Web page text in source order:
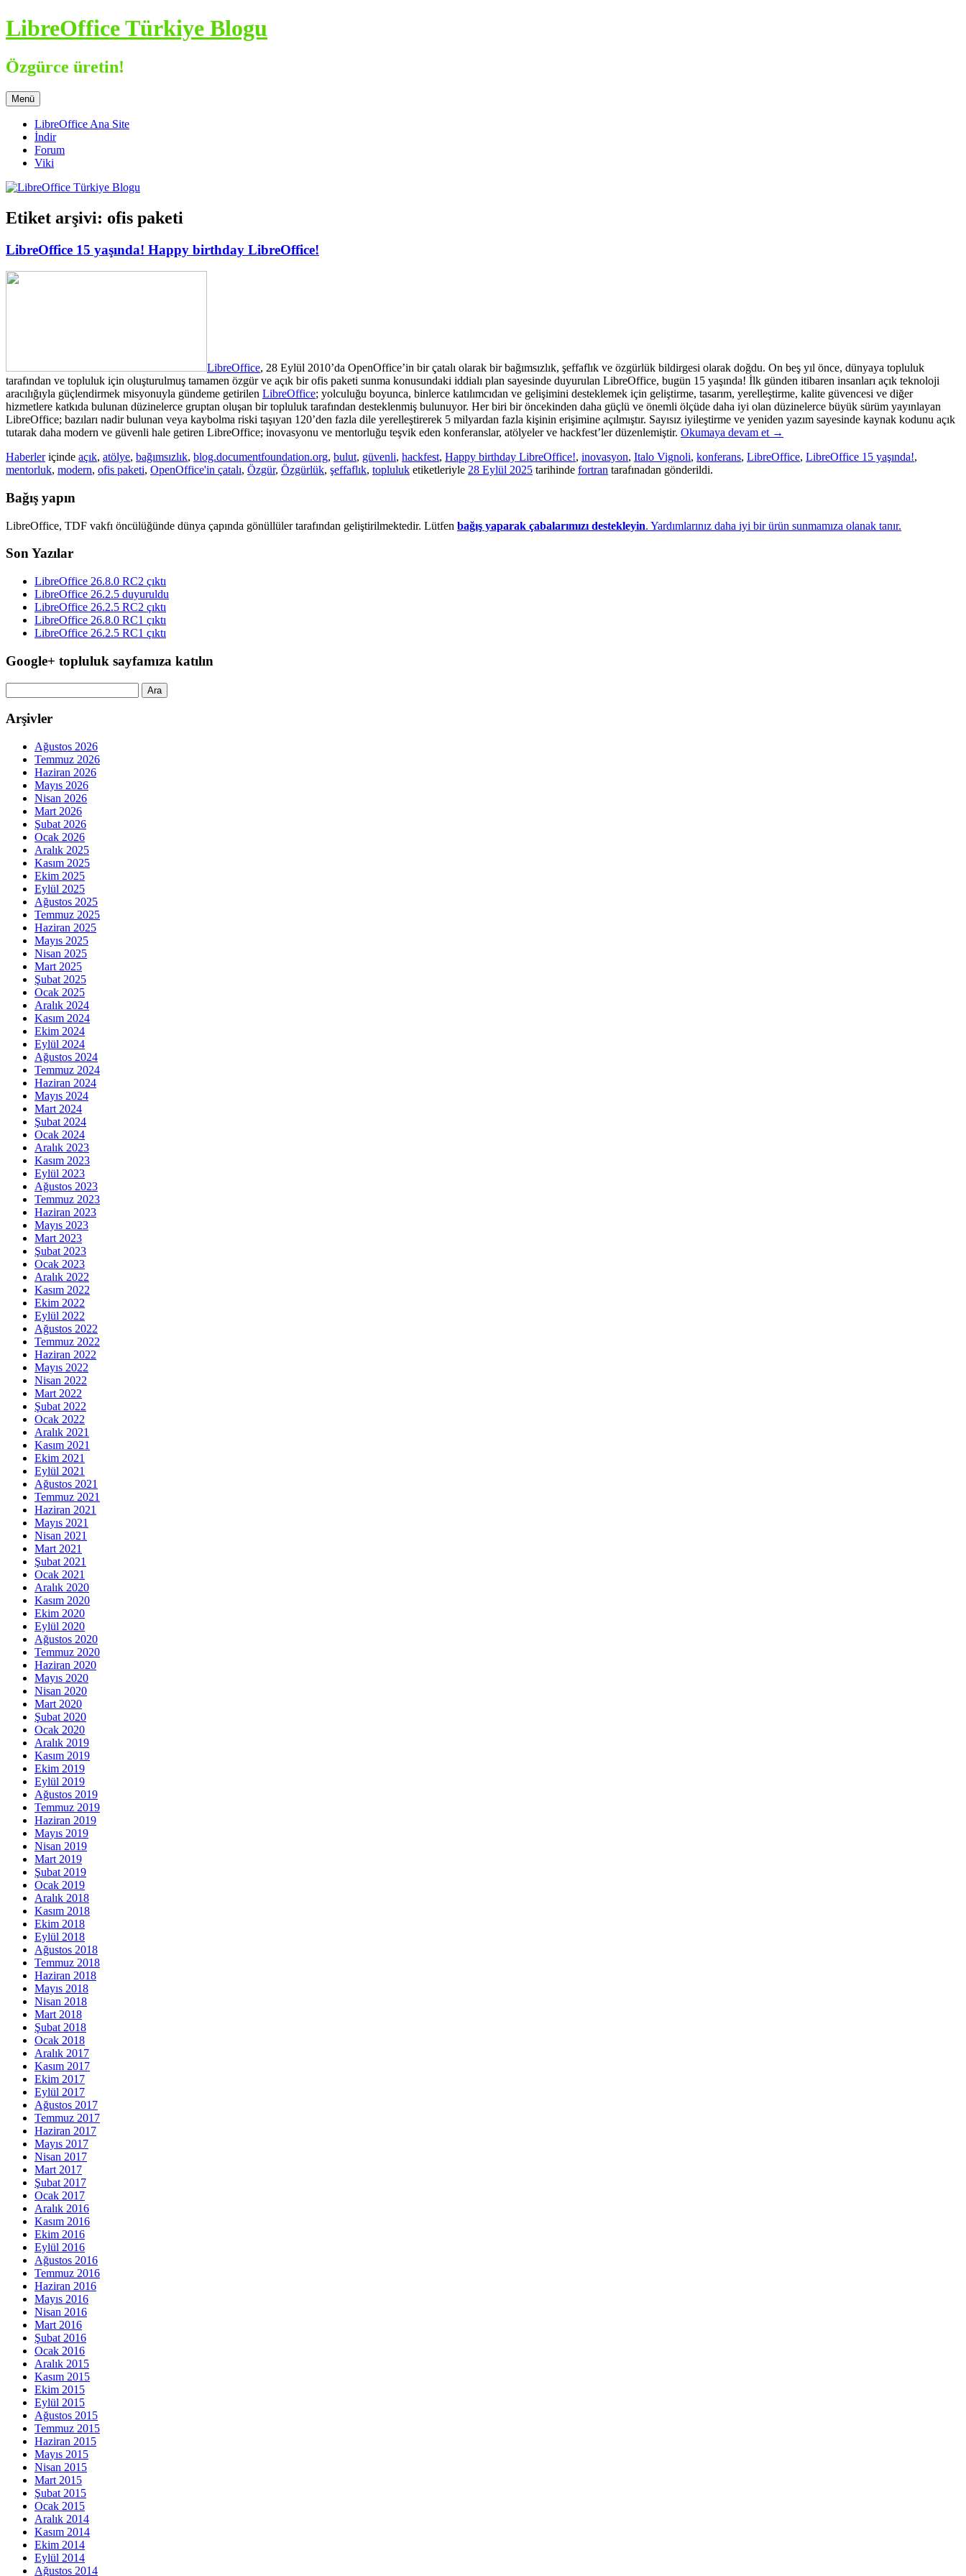
İçeriğe
atla
LibreOffice Türkiye Blogu
Özgürce üretin!
Menü
LibreOffice Ana Site
İndir
Forum
Viki
Etiket arşivi: ofis paketi
LibreOffice 15 yaşında! Happy birthday LibreOffice!
LibreOffice, 28 Eylül 2010’da OpenOffice’in bir çatalı olarak bir bağımsızlık, şeffaflık ve özgürlük bildirgesi olarak doğdu. On beş yıl önce, dünyaya topluluk
tarafından ve topluluk için oluşturulmuş tamamen özgür ve açık bir ofis paketi sunma konusundaki iddialı plan sayesinde duyurulan LibreOffice, bugün 15 yaşında! İlk günden itibaren insanları açık teknoloji
aracılığıyla güçlendirmek misyonuyla gündeme getirilen LibreOffice; yolculuğu boyunca, binlerce katılımcıdan ve gelişimini desteklemek için geliştirme, tasarım, yerelleştirme, kalite güvencesi ve diğer
hizmetlere katkıda bulunan düzinelerce gruptan oluşan bir topluluk tarafından desteklenmiş bulunuyor. Her biri bir öncekinden daha güçlü ve önemli ölçüde daha iyi olan düzinelerce büyük sürüm yayınlayan
LibreOffice; bazıları nadir bulunan veya kaybolma riski taşıyan 120’den fazla dile yerelleştirerek 5 milyardan fazla kişinin erişimine açılmıştır. Sayısız iyileştirme ve yeniden yazım sayesinde kaynak kodunu açık
tutarak daha modern ve güvenli hale getiren LibreOffice; inovasyonu ve mentorluğu teşvik eden konferanslar, atölyeler ve hackfest’ler düzenlemiştir. Okumaya devam et →
Haberleriçinde açık, atölye, bağımsızlık, blog.documentfoundation.org, bulut, güvenli, hackfest, Happy birthday LibreOffice!, inovasyon, Italo Vignoli, konferans, LibreOffice, LibreOffice 15 yaşında!,
mentorluk, modern, ofis paketi, OpenOffice'in çatalı, Özgür, Özgürlük, şeffaflık, topluluk etiketleriyle 28 Eylül 2025 tarihinde fortran tarafınadan gönderildi.
Bağış yapın
LibreOffice, TDF vakfı öncülüğünde dünya çapında gönüllüler tarafından geliştirilmektedir. Lütfen bağış yaparak çabalarımızı destekleyin. Yardımlarınız daha iyi bir ürün sunmamıza olanak tanır.
Son Yazılar
LibreOffice 26.8.0 RC2 çıktı
LibreOffice 26.2.5 duyuruldu
LibreOffice 26.2.5 RC2 çıktı
LibreOffice 26.8.0 RC1 çıktı
LibreOffice 26.2.5 RC1 çıktı
Google+ topluluk sayfamıza katılın
Arşivler
Ağustos 2026
Temmuz 2026
Haziran 2026
Mayıs 2026
Nisan 2026
Mart 2026
Şubat 2026
Ocak 2026
Aralık 2025
Kasım 2025
Ekim 2025
Eylül 2025
Ağustos 2025
Temmuz 2025
Haziran 2025
Mayıs 2025
Nisan 2025
Mart 2025
Şubat 2025
Ocak 2025
Aralık 2024
Kasım 2024
Ekim 2024
Eylül 2024
Ağustos 2024
Temmuz 2024
Haziran 2024
Mayıs 2024
Mart 2024
Şubat 2024
Ocak 2024
Aralık 2023
Kasım 2023
Eylül 2023
Ağustos 2023
Temmuz 2023
Haziran 2023
Mayıs 2023
Mart 2023
Şubat 2023
Ocak 2023
Aralık 2022
Kasım 2022
Ekim 2022
Eylül 2022
Ağustos 2022
Temmuz 2022
Haziran 2022
Mayıs 2022
Nisan 2022
Mart 2022
Şubat 2022
Ocak 2022
Aralık 2021
Kasım 2021
Ekim 2021
Eylül 2021
Ağustos 2021
Temmuz 2021
Haziran 2021
Mayıs 2021
Nisan 2021
Mart 2021
Şubat 2021
Ocak 2021
Aralık 2020
Kasım 2020
Ekim 2020
Eylül 2020
Ağustos 2020
Temmuz 2020
Haziran 2020
Mayıs 2020
Nisan 2020
Mart 2020
Şubat 2020
Ocak 2020
Aralık 2019
Kasım 2019
Ekim 2019
Eylül 2019
Ağustos 2019
Temmuz 2019
Haziran 2019
Mayıs 2019
Nisan 2019
Mart 2019
Şubat 2019
Ocak 2019
Aralık 2018
Kasım 2018
Ekim 2018
Eylül 2018
Ağustos 2018
Temmuz 2018
Haziran 2018
Mayıs 2018
Nisan 2018
Mart 2018
Şubat 2018
Ocak 2018
Aralık 2017
Kasım 2017
Ekim 2017
Eylül 2017
Ağustos 2017
Temmuz 2017
Haziran 2017
Mayıs 2017
Nisan 2017
Mart 2017
Şubat 2017
Ocak 2017
Aralık 2016
Kasım 2016
Ekim 2016
Eylül 2016
Ağustos 2016
Temmuz 2016
Haziran 2016
Mayıs 2016
Nisan 2016
Mart 2016
Şubat 2016
Ocak 2016
Aralık 2015
Kasım 2015
Ekim 2015
Eylül 2015
Ağustos 2015
Temmuz 2015
Haziran 2015
Mayıs 2015
Nisan 2015
Mart 2015
Şubat 2015
Ocak 2015
Aralık 2014
Kasım 2014
Ekim 2014
Eylül 2014
Ağustos 2014